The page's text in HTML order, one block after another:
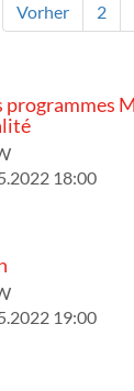
Vorher 2
18:00
19:00